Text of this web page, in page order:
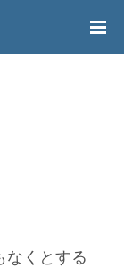
なくとする